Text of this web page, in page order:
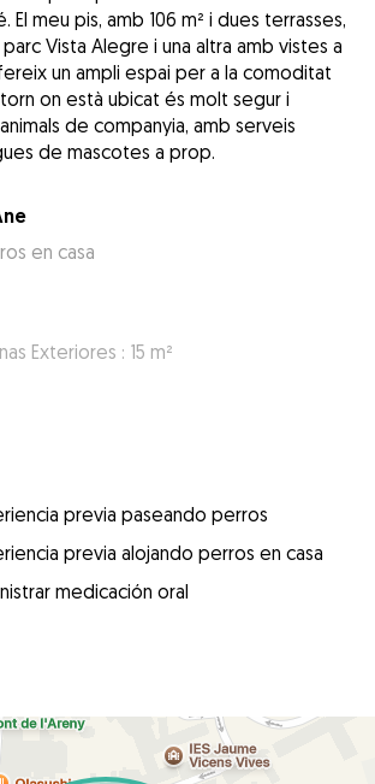
meu pis, amb 106 m² i dues terrasses,
Vista Alegre i una altra amb vistes a
un ampli espai per a la comoditat
on està ubicat és molt segur i
de companyia, amb serveis
de mascotes a prop.
en casa
Exteriores : 15 m²
previa paseando perros
previa alojando perros en casa
medicación oral